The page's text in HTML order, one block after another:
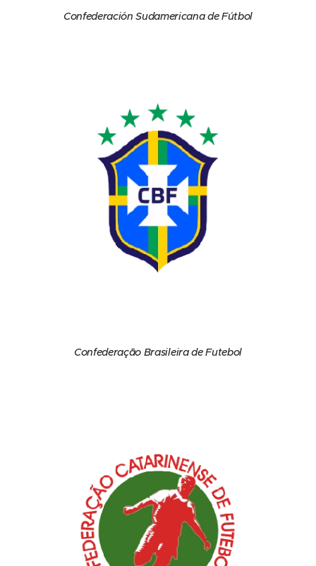
Confederación Sudamericana de Fútbol
Confederação Brasileira de Futebol